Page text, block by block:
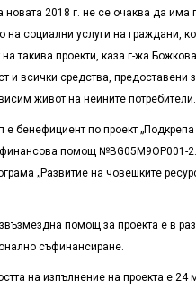
новата 2018 г. не се очаква да
на социални услуги на граждани,
такива проекти, каза г-жа
и всички средства, предоставени
живот на нейните потребители.
бенефициент по проект
помощ №BG05M9OP001-
„Развитие на човешките
помощ за проекта е в
съфинансиране.
на изпълнение на проекта е 24